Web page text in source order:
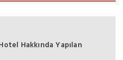
Hakkında Yapılan